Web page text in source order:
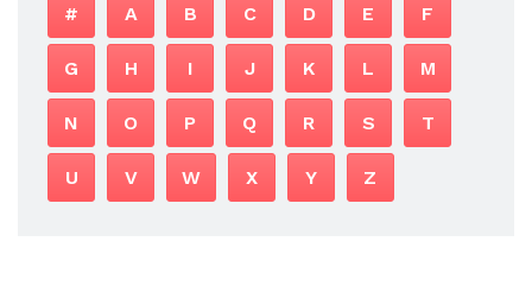
# A B C D E F
G H I J K L M
N O P Q R S T
U V W X Y Z